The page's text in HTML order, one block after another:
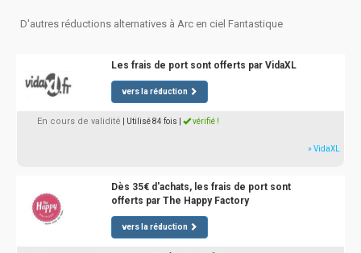
D'autres réductions alternatives à Arc en ciel Fantastique
Les frais de port sont offerts par VidaXL
vers la réduction
En cours de validité | Utilisé 84 fois vérifié !
» VidaXL
Dès 35€ d'achats, les frais de port sont
offerts par The Happy Factory
vers la réduction